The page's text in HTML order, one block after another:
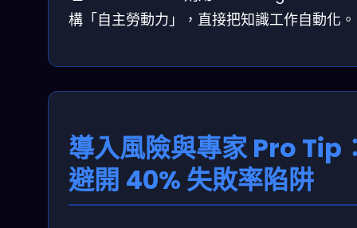
構「自主勞動力」，直接把知識工作自動化。
導入風險與專家 Pro Tip
避開 40% 失敗率陷阱